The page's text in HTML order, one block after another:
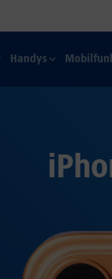
Handys